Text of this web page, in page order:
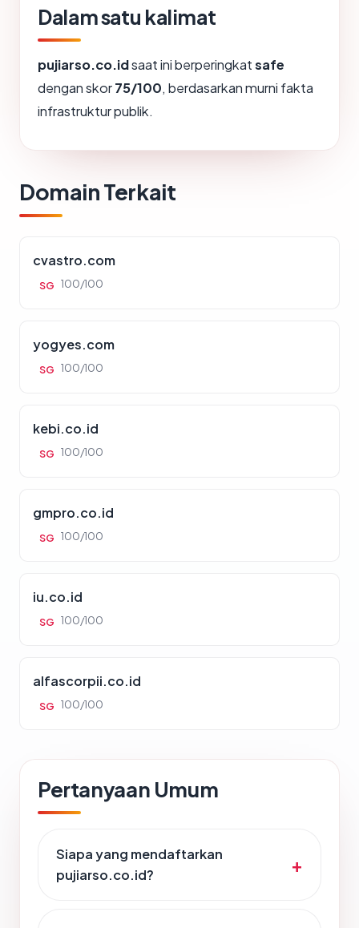
Dalam satu kalimat
pujiarso.co.idsaat ini berperingkatsafe
dengan skor75/100, berdasarkan murni fakta
infrastruktur publik.
Domain Terkait
cvastro.com
SG 100/100
yogyes.com
SG 100/100
kebi.co.id
SG 100/100
gmpro.co.id
SG 100/100
iu.co.id
SG 100/100
alfascorpii.co.id
SG 100/100
Pertanyaan Umum
Siapa yang mendaftarkan
pujiarso.co.id?